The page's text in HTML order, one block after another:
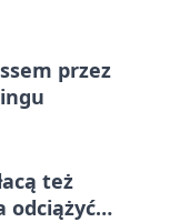
przez
też
odciążyć